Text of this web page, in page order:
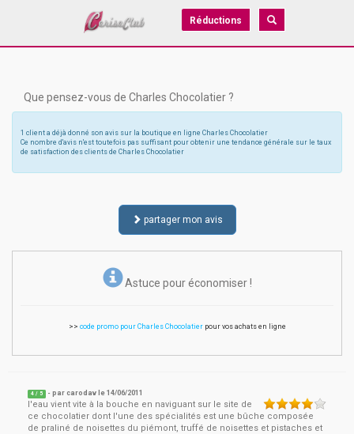
Réductions
Que pensez-vous de Charles Chocolatier ?
1 client a déjà donné son avis sur la boutique en ligne Charles Chocolatier
Ce nombre d'avis n'est toutefois pas suffisant pour obtenir une tendance générale sur le taux
de satisfaction des clients de Charles Chocolatier
partager mon avis
Astuce pour économiser !
>> code promo pour Charles Chocolatierpour vos achats en ligne
4 / 5 - parcarodav le14/06/2011
l'eau vient vite à la bouche en naviguant sur le site de
ce chocolatier dont l'une des spécialités est une bûche composée
de praliné de noisettes du piémont, truffé de noisettes et pistaches et